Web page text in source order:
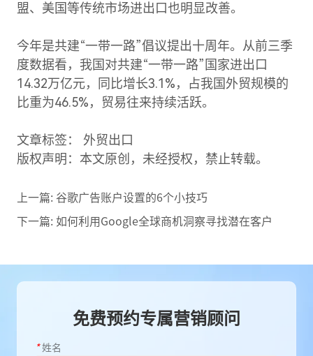
盟、美国等传统市场进出口也明显改善。
今年是共建“一带一路”倡议提出十周年。从前三季
度数据看，我国对共建“一带一路”国家进出口
14.32万亿元，同比增长3.1%，占我国外贸规模的
比重为46.5%，贸易往来持续活跃。
文章标签： 外贸出口
版权声明：本文原创，未经授权，禁止转载。
上一篇: 谷歌广告账户设置的6个小技巧
下一篇:如何利用Google全球商机洞察寻找潜在客户
免费预约专属营销顾问
*姓名